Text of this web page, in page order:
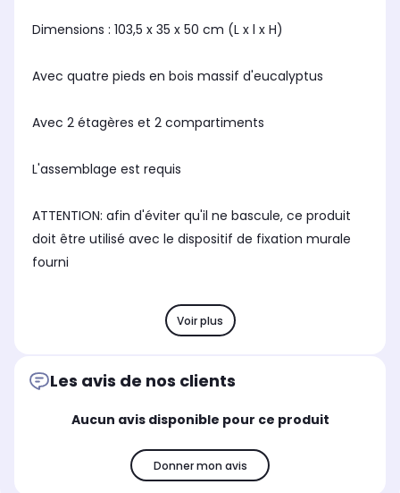
Dimensions : 103,5 x 35 x 50 cm (L x l x H)
Avec quatre pieds en bois massif d'eucalyptus
Avec 2 étagères et 2 compartiments
L'assemblage est requis
ATTENTION: afin d'éviter qu'il ne bascule, ce produit
doit être utilisé avec le dispositif de fixation murale
fourni
Voir plus
Les avis de nos clients
Aucun avis disponible pour ce produit
Donner mon avis